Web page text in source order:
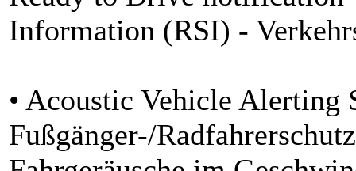
Information (RSI) -
• Acoustic Vehicle Alerting
Fußgänger-/